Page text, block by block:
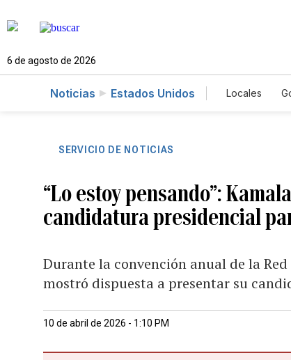
6 de agosto de 2026
Noticias Estados Unidos Locales
SERVICIO DE NOTICIAS
“Lo estoy pensando”:
candidatura presidencial
Durante la convención anual de la
mostró dispuesta a presentar su
10 de abril de 2026 - 1:10 PM